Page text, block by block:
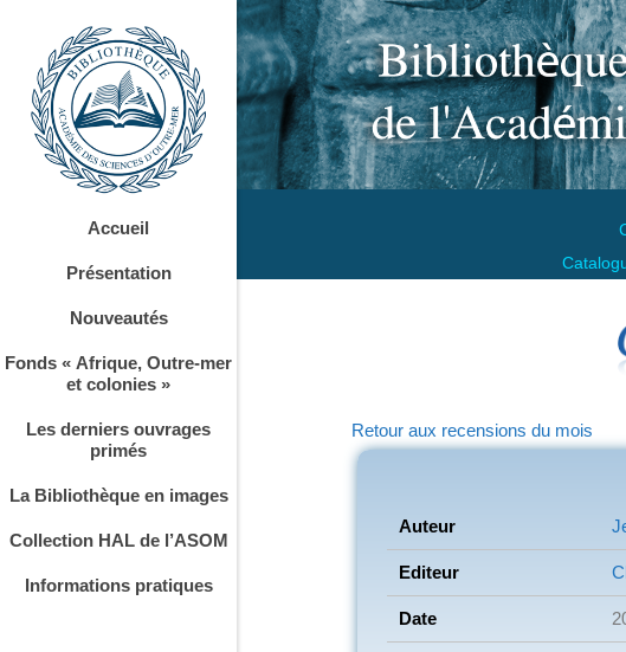
Accueil
Présentation
Nouveautés
Fonds « Afrique, Outre-mer
et colonies »
Les derniers ouvrages
primés
La Bibliothèque en images
Collection HAL de l’ASOM
Informations pratiques
Retour aux recensions du mois
Auteur
Editeur
Date